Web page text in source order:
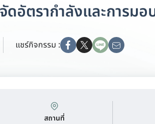
ตรากำลังและการมอ
แชร์กิจกรรม :
สถานที่